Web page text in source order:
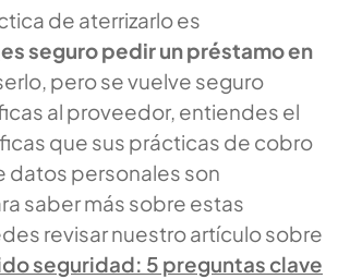
de aterrizarlo es
seguro pedir un préstamo en
pero se vuelve seguro
al proveedor, entiendes el
que sus prácticas de cobro
datos personales son
saber más sobre estas
revisar nuestro artículo sobre
seguridad: 5 preguntas clave